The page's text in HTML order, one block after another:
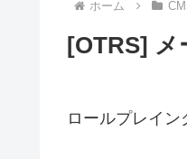
ホーム
[OTRS] メ
ロールプレイン